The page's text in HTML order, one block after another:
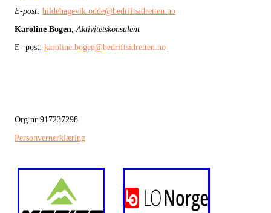
E-post: hildehagevik.odde@bedriftsidretten.no
Karoline Bogen Aktivitetskonsulent
E- post: karoline.bogen@bedriftsidretten.no
Org.nr 917237298
Personvernerklæring